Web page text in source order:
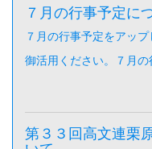
７月の行事予定に
７月の行事予定をアップ
御活用ください。７月
第３３回高文連栗